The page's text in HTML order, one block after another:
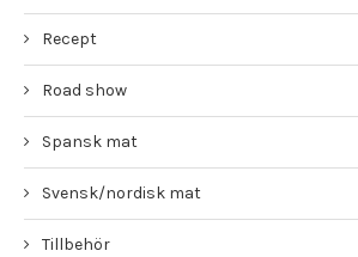
Recept
Road show
Spansk mat
Svensk/nordisk mat
Tillbehör